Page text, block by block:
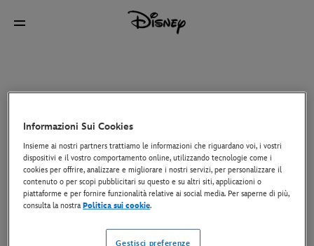
Informazioni Sui Cookies
Insieme ai nostri partners trattiamo le informazioni che riguardano voi, i vostri
dispositivi e il vostro comportamento online, utilizzando tecnologie come i
cookies per offrire, analizzare e migliorare i nostri servizi, per personalizzare il
contenuto o per scopi pubblicitari su questo e su altri siti, applicazioni o
piattaforme e per fornire funzionalità relative ai social media. Per saperne di più,
consulta la nostraPolitica sui cookie.
Gestisci preferenze